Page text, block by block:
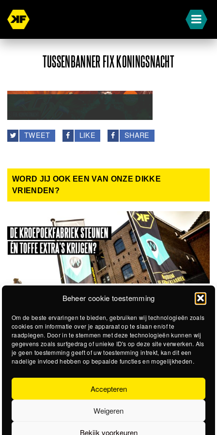
Beheer cookie toestemming
Om de beste ervaringen te bieden, gebruiken wij technologieën zoals
cookies om informatie over je apparaat op te slaan en/of te
raadplegen. Door in te stemmen met deze technologieën kunnen wij
gegevens zoals surfgedrag of unieke ID's op deze site verwerken. Als
je geen toestemming geeft of uw toestemming intrekt, kan dit een
nadelige invloed hebben op bepaalde functies en mogelijkheden.
Accepteren
Weigeren
Bekijk voorkeuren
TUSSENBANNER FIX KONINGSNACHT
TWEET LIKE SHARE
WORD JIJ OOK EEN VAN ONZE DIKKE
VRIENDEN?